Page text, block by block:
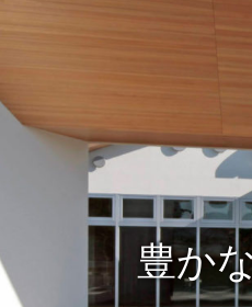
豊か